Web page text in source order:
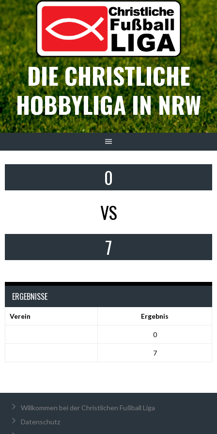
Springe
zum
Inhalt
DIE CHRISTLICHE
HOBBYLIGA IN NRW
0
VS
7
ERGEBNISSE
Verein Ergebnis
0
7
Willkommen bei der Christlichen Fußball Liga
Datenschutz